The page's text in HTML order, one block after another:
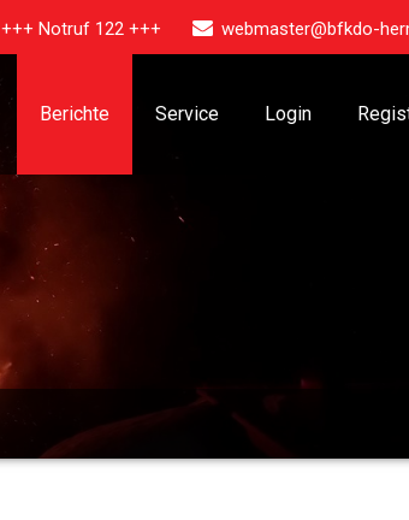
+++ Notruf 122 +++ webmaster@bfkdo-
Berichte Service Login